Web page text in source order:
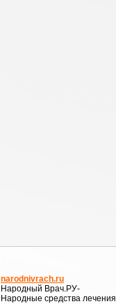
narodnivrach.ru
Народный Врач.РУ-
Народные средства лечения